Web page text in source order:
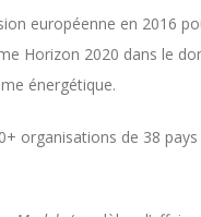
européenne en 2016
Horizon 2020 dans le
énergétique.
organisations de 38